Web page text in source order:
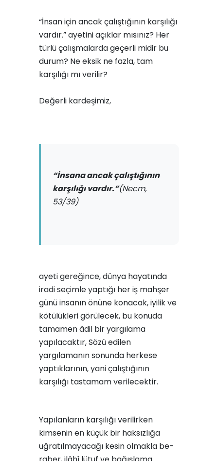
“İnsan için ancak çalıştığının karşılığı
vardır.” ayetini açıklar mısınız? Her
türlü çalışmalarda geçerli midir bu
durum? Ne eksik ne fazla, tam
karşılığı mı verilir?
Değerli kardeşimiz,
“İnsana ancak çalıştığının
karşılığı vardır.”(Necm,
53/39)
ayeti gereğince, dünya hayatında
iradi seçimle yaptığı her iş mahşer
günü insanın önü­ne konacak, iyilik ve
kötülükleri görülecek, bu konuda
tamamen âdil bir yargıla­ma
yapılacaktır, Sözü edilen
yargılamanın sonunda herkese
yaptıklarının, yani çalıştığının
karşılığı tastamam verilecektir.
Yapılanların karşılı­ğı verilirken
kimsenin en küçük bir haksızlığa
uğratılmayacağı kesin olmakla be­